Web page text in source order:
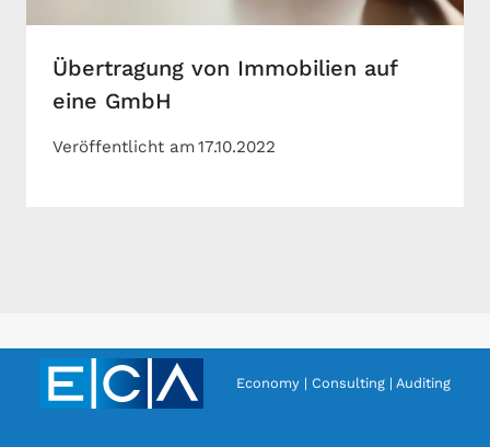
Übertragung von Immobilien auf
eine GmbH
Veröffentlicht am17.10.2022
Economy | Consulting | Auditing